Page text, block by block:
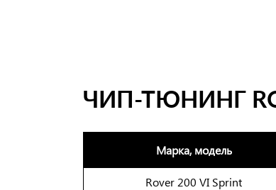
ЧИП-ТЮНИНГ
Марка, модель
Rover 200 VI Sprint